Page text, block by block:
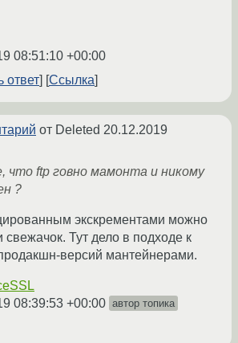
08:51:10 +00:00
ответ
Ссылка
от Deleted 20.12.2019
что ftp говно мамонта и никому
?
экскрементами можно
свежачок. Тут дело в подходе к
версий мантейнерами.
08:39:53 +00:00 автор топика